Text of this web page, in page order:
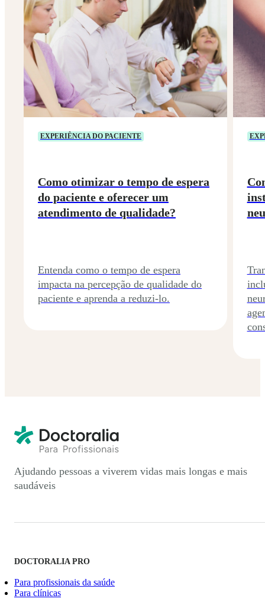
EXPERIÊNCIA DO PACIENTE
Como otimizar o tempo de espera
do paciente e oferecer um
atendimento de qualidade?
Entenda como o tempo de espera
impacta na percepção de qualidade do
paciente e aprenda a reduzi-lo.
Ajudando pessoas a viverem vidas mais longas e mais
saudáveis
DOCTORALIA PRO
Para profissionais da saúde
Para clínicas